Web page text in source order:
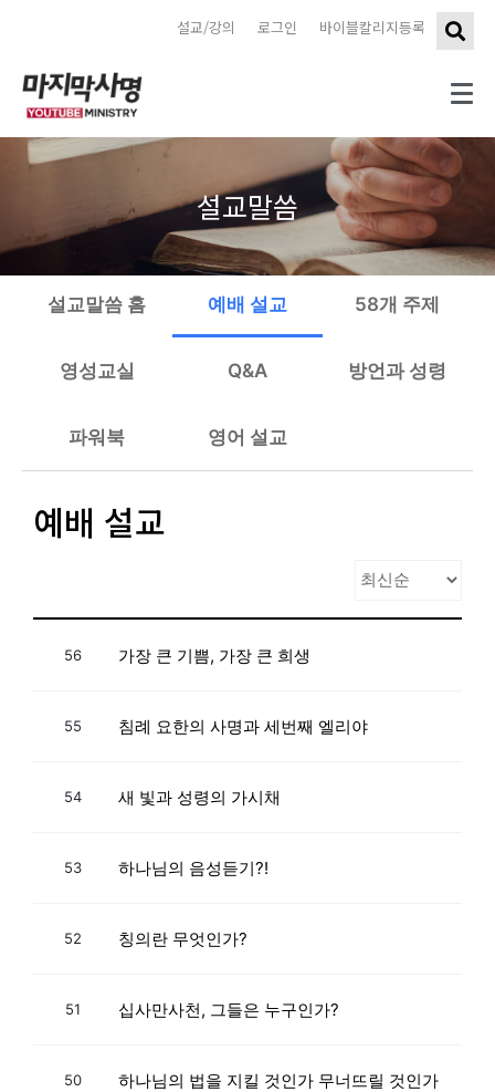
바이블칼리지등록
로그인
설교/강의
설교말씀
설교말씀 홈 예배 설교 58개 주제
영성교실 Q&A 방언과 성령
파워북 영어 설교
예배 설교
56 가장 큰 기쁨, 가장 큰 희생
55 침례 요한의 사명과 세번째 엘리야
54 새 빛과 성령의 가시채
53 하나님의 음성듣기?!
52 칭의란 무엇인가?
51 십사만사천, 그들은 누구인가?
50 하나님의 법을 지킬 것인가 무너뜨릴 것인가